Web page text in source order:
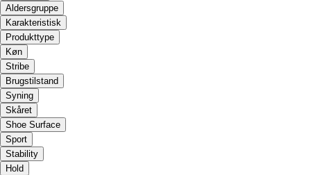
Aldersgruppe
Karakteristisk
Produkttype
Køn
Stribe
Brugstilstand
Syning
Skåret
Shoe Surface
Sport
Stability
Hold